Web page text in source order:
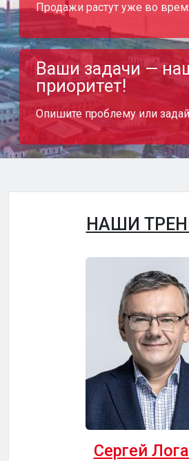
Продажи растут уже во
Ваши задачи —
приоритет!
Опишите проблему или
НАШИ
Сергей